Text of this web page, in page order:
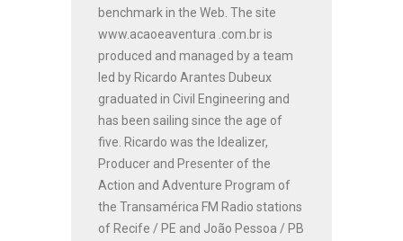
benchmark in the Web. The site
www.acaoeaventura .com.br is
produced and managed by a team
led by Ricardo Arantes Dubeux
graduated in Civil Engineering and
has been sailing since the age of
five. Ricardo was the Idealizer,
Producer and Presenter of the
Action and Adventure Program of
the Transamérica FM Radio stations
of Recife / PE and João Pessoa / PB